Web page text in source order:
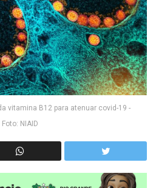
vitamina B12 para atenuar covid-19 -
Foto: NIAID